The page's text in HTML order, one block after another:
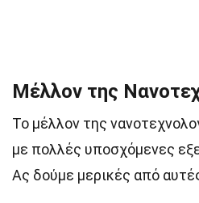
Μέλλον της
Το μέλλον της
με πολλές υποσχόμενες
Ας δούμε μερικές από